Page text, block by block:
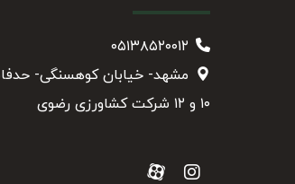
۰۵۱۳۸۵۲۰۰۱۲
مشهد- خیابان کوهسنگی-
۱۰ و ۱۲ شرکت کشاورزی رضوی